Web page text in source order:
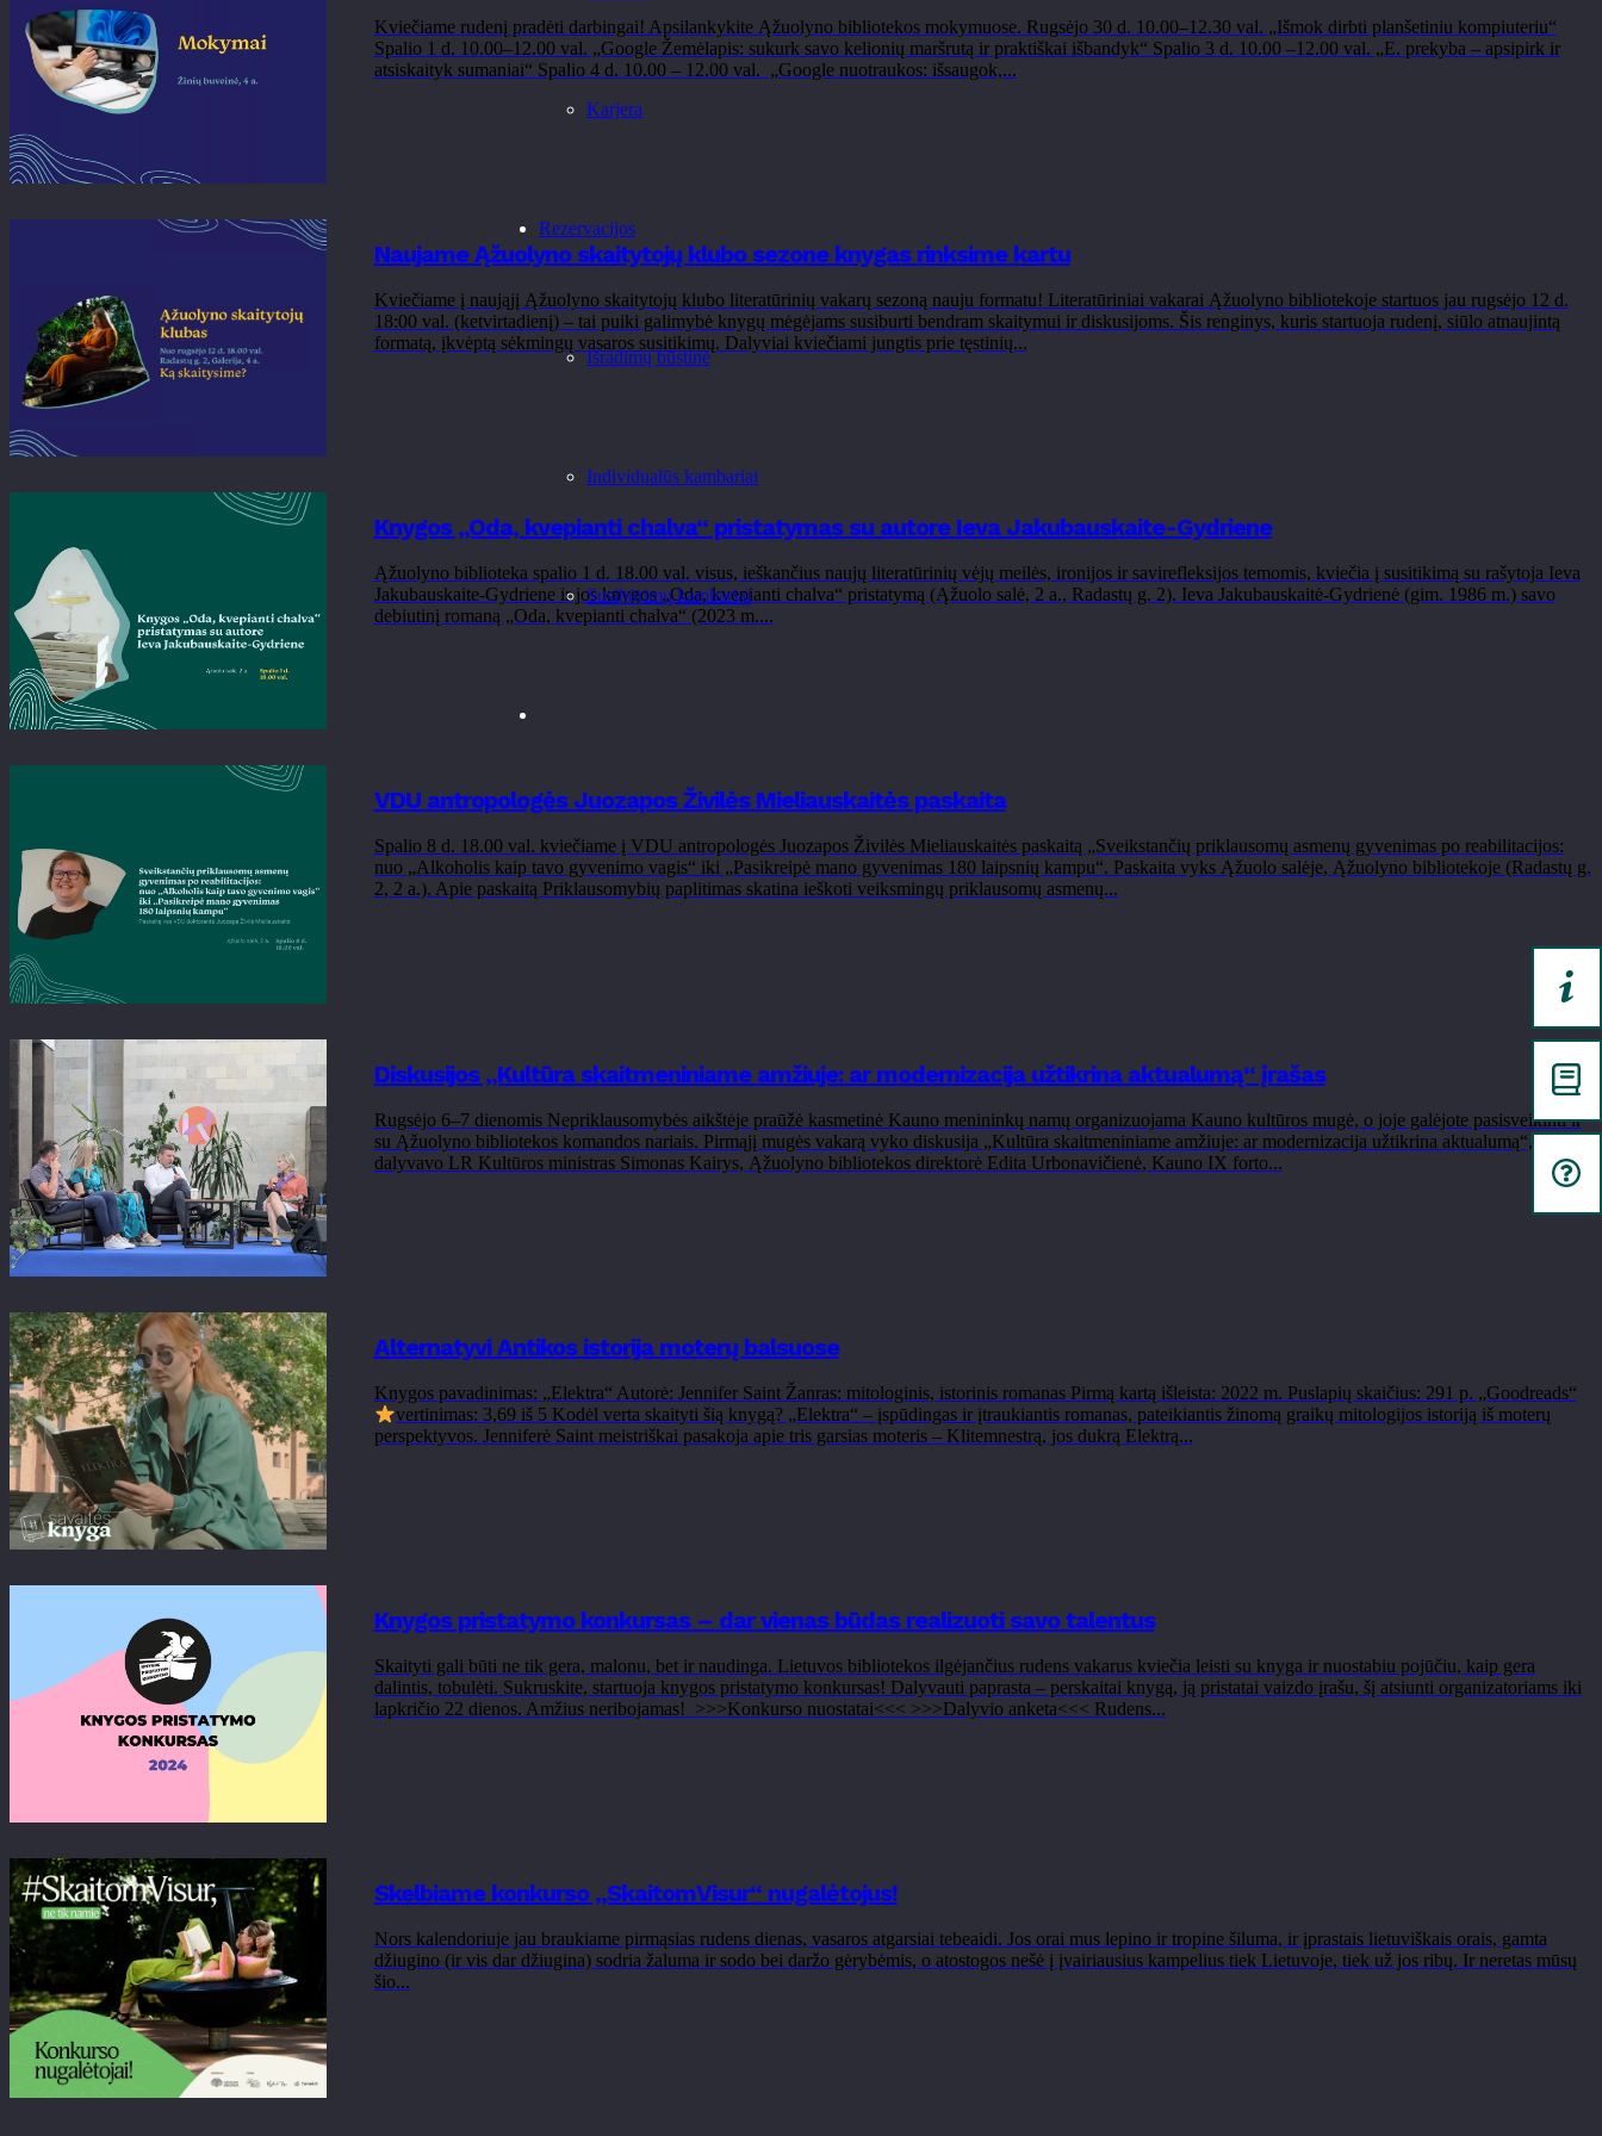
Karjera
Rezervacijos
Išradimų būstinė
Individualūs kambariai
Susibūrimų kambariai
Kviečiame rudenį pradėti darbingai! Apsilankykite Ąžuolyno bibliotekos mokymuose. Rugsėjo 30 d. 10.00–12.30 val. „Išmok dirbti planšetiniu kompiuteriu“
Spalio 1 d. 10.00–12.00 val. „Google Žemėlapis: sukurk savo kelionių maršrutą ir praktiškai išbandyk“ Spalio 3 d. 10.00 –12.00 val. „E. prekyba – apsipirk ir
atsiskaityk sumaniai“ Spalio 4 d. 10.00 – 12.00 val. „Google nuotraukos: išsaugok,...
Naujame Ąžuolyno skaitytojų klubo sezone knygas rinksime kartu
Kviečiame į naująjį Ąžuolyno skaitytojų klubo literatūrinių vakarų sezoną nauju formatu! Literatūriniai vakarai Ąžuolyno bibliotekoje startuos jau rugsėjo 12 d.
18:00 val. (ketvirtadienį) – tai puiki galimybė knygų mėgėjams susiburti bendram skaitymui ir diskusijoms. Šis renginys, kuris startuoja rudenį, siūlo atnaujintą
formatą, įkvėptą sėkmingų vasaros susitikimų. Dalyviai kviečiami jungtis prie tęstinių...
Knygos „Oda, kvepianti chalva“ pristatymas su autore Ieva Jakubauskaite-Gydriene
Ąžuolyno biblioteka spalio 1 d. 18.00 val. visus, ieškančius naujų literatūrinių vėjų meilės, ironijos ir savirefleksijos temomis, kviečia į susitikimą su rašytoja Ieva
Jakubauskaite-Gydriene ir jos knygos „Oda, kvepianti chalva“ pristatymą (Ąžuolo salė, 2 a., Radastų g. 2). Ieva Jakubauskaitė-Gydrienė (gim. 1986 m.) savo
debiutinį romaną „Oda, kvepianti chalva“ (2023 m....
VDU antropologės Juozapos Živilės Mieliauskaitės paskaita
Spalio 8 d. 18.00 val. kviečiame į VDU antropologės Juozapos Živilės Mieliauskaitės paskaitą „Sveikstančių priklausomų asmenų gyvenimas po reabilitacijos:
nuo „Alkoholis kaip tavo gyvenimo vagis“ iki „Pasikreipė mano gyvenimas 180 laipsnių kampu“. Paskaita vyks Ąžuolo salėje, Ąžuolyno bibliotekoje (Radastų g.
2, 2 a.). Apie paskaitą Priklausomybių paplitimas skatina ieškoti veiksmingų priklausomų asmenų...
Diskusijos „Kultūra skaitmeniniame amžiuje: ar modernizacija užtikrina aktualumą“ įrašas
Rugsėjo 6–7 dienomis Nepriklausomybės aikštėje praūžė kasmetinė Kauno menininkų namų organizuojama Kauno kultūros mugė, o joje galėjote pasisveikinti ir
su Ąžuolyno bibliotekos komandos nariais. Pirmąjį mugės vakarą vyko diskusija „Kultūra skaitmeniniame amžiuje: ar modernizacija užtikrina aktualumą“, kurioje
dalyvavo LR Kultūros ministras Simonas Kairys, Ąžuolyno bibliotekos direktorė Edita Urbonavičienė, Kauno IX forto...
Alternatyvi Antikos istorija moterų balsuose
Knygos pavadinimas: „Elektra“ Autorė: Jennifer Saint Žanras: mitologinis, istorinis romanas Pirmą kartą išleista: 2022 m. Puslapių skaičius: 291 p. „Goodreads“
vertinimas: 3,69 iš 5 Kodėl verta skaityti šią knygą? „Elektra“ – įspūdingas ir įtraukiantis romanas, pateikiantis žinomą graikų mitologijos istoriją iš moterų
perspektyvos. Jenniferė Saint meistriškai pasakoja apie tris garsias moteris – Klitemnestrą, jos dukrą Elektrą...
Knygos pristatymo konkursas – dar vienas būdas realizuoti savo talentus
Skaityti gali būti ne tik gera, malonu, bet ir naudinga. Lietuvos bibliotekos ilgėjančius rudens vakarus kviečia leisti su knyga ir nuostabiu pojūčiu, kaip gera
dalintis, tobulėti. Sukruskite, startuoja knygos pristatymo konkursas! Dalyvauti paprasta – perskaitai knygą, ją pristatai vaizdo įrašu, šį atsiunti organizatoriams iki
lapkričio 22 dienos. Amžius neribojamas! >>>Konkurso nuostatai<<< >>>Dalyvio anketa<<< Rudens...
Skelbiame konkurso „SkaitomVisur“ nugalėtojus!
Nors kalendoriuje jau braukiame pirmąsias rudens dienas, vasaros atgarsiai tebeaidi. Jos orai mus lepino ir tropine šiluma, ir įprastais lietuviškais orais, gamta
džiugino (ir vis dar džiugina) sodria žaluma ir sodo bei daržo gėrybėmis, o atostogos nešė į įvairiausius kampelius tiek Lietuvoje, tiek už jos ribų. Ir neretas mūsų
šio...